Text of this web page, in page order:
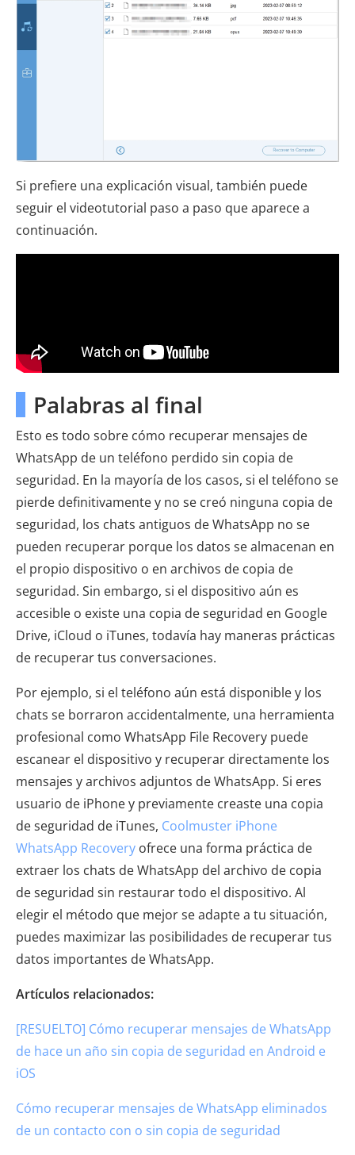
Si prefiere una explicación visual, también puede
seguir el videotutorial paso a paso que aparece a
continuación.
Palabras al final
Esto es todo sobre cómo recuperar mensajes de
WhatsApp de un teléfono perdido sin copia de
seguridad. En la mayoría de los casos, si el teléfono se
pierde definitivamente y no se creó ninguna copia de
seguridad, los chats antiguos de WhatsApp no ​​se
pueden recuperar porque los datos se almacenan en
el propio dispositivo o en archivos de copia de
seguridad. Sin embargo, si el dispositivo aún es
accesible o existe una copia de seguridad en Google
Drive, iCloud o iTunes, todavía hay maneras prácticas
de recuperar tus conversaciones.
Por ejemplo, si el teléfono aún está disponible y los
chats se borraron accidentalmente, una herramienta
profesional como WhatsApp File Recovery puede
escanear el dispositivo y recuperar directamente los
mensajes y archivos adjuntos de WhatsApp. Si eres
usuario de iPhone y previamente creaste una copia
de seguridad de iTunes, Coolmuster iPhone
WhatsApp Recovery ofrece una forma práctica de
extraer los chats de WhatsApp del archivo de copia
de seguridad sin restaurar todo el dispositivo. Al
elegir el método que mejor se adapte a tu situación,
puedes maximizar las posibilidades de recuperar tus
datos importantes de WhatsApp.
Artículos relacionados:
[RESUELTO] Cómo recuperar mensajes de WhatsApp
de hace un año sin copia de seguridad en Android e
iOS
Cómo recuperar mensajes de WhatsApp eliminados
de un contacto con o sin copia de seguridad